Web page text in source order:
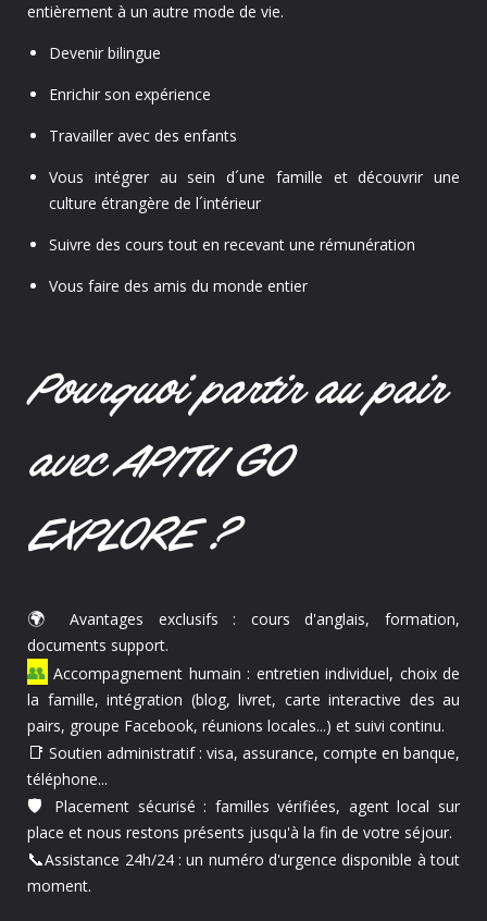
entièrement à un autre mode de vie.
Devenir bilingue
Enrichir son expérience
Travailler avec des enfants
Vous intégrer au sein d´une famille et découvrir une
culture étrangère de l´intérieur
Suivre des cours tout en recevant une rémunération
Vous faire des amis du monde entier
Pourquoi partir au pair
avec APITU GO
EXPLORE ?
🌍
Avantages exclusifs : cours d'anglais, formation,
documents support.
👥 Accompagnement humain : entretien individuel, choix de
la famille, intégration (blog, livret, carte interactive des au
pairs, groupe Facebook, réunions locales...) et suivi continu.
📑 Soutien administratif : visa, assurance, compte en banque,
téléphone...
🛡️
Placement sécurisé : familles vérifiées, agent local sur
place et nous restons présents jusqu'à la fin de votre séjour.
📞Assistance 24h/24 : un numéro d'urgence disponible à tout
moment.